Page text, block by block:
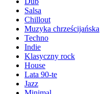
Salsa
Chillout
Muzyka chrześcijańska
Techno
Indie
Klasyczny rock
House
Lata 90-te
Jazz